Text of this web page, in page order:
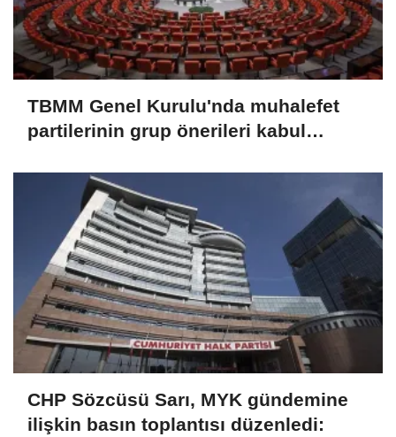
TBMM Genel Kurulu'nda muhalefet
partilerinin grup önerileri kabul
CHP Sözcüsü Sarı, MYK gündemine
ilişkin basın toplantısı düzenledi: